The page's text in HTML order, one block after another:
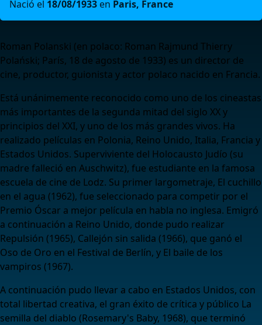
Nació el 18/08/1933 en Paris, France
Roman Polanski (en polaco: Roman Rajmund Thierry
Polański; París, 18 de agosto de 1933) es un director de
cine, productor, guionista y actor polaco nacido en Francia.
Está unánimemente reconocido como uno de los cineastas
más importantes de la segunda mitad del siglo XX y
principios del XXI, y uno de los más grandes vivos. Ha
realizado películas en Polonia, Reino Unido, Italia, Francia y
Estados Unidos. Superviviente del Holocausto Judío (su
madre falleció en Auschwitz), fue estudiante en la famosa
escuela de cine de Lodz. Su primer largometraje, El cuchillo
en el agua (1962), fue seleccionado para competir por el
Premio Óscar a mejor película en habla no inglesa. Emigró
a continuación a Reino Unido, donde pudo realizar
Repulsión (1965), Callejón sin salida (1966), que ganó el
Oso de Oro en el Festival de Berlín, y El baile de los
vampiros (1967).
A continuación pudo llevar a cabo en Estados Unidos, con
total libertad creativa, el gran éxito de crítica y público La
semilla del diablo (Rosemary's Baby, 1968), que terminó